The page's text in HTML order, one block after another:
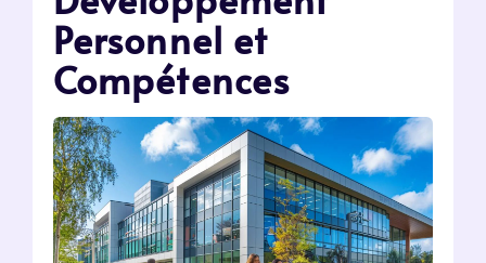
Personnel et
Compétences